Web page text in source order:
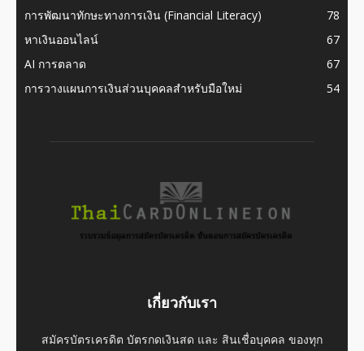
การพัฒนาทักษะทางการเงิน (Financial Literacy)
78
หาเงินออนไลน์
67
AI การตลาด
67
การวางแผนการเงินส่วนบุคคลสำหรับมือใหม่
54
เกี่ยวกับเรา
สมัครบัตรเครดิต บัตรกดเงินสด และ สินเชื่อบุคคล ของทุก